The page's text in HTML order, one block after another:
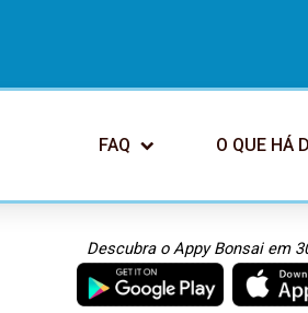
FAQ O QUE HÁ
Descubra o Appy Bonsai em